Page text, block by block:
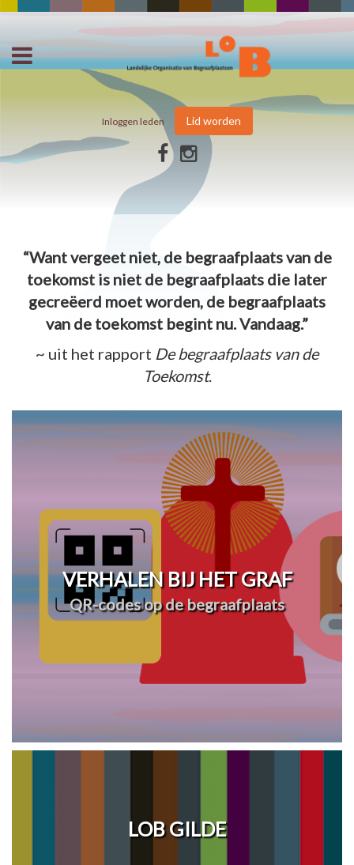
Inloggen leden Lid worden
“Want vergeet niet, de begraafplaats van de
toekomst is niet de begraafplaats die later
gecreëerd moet worden, de begraafplaats
van de toekomst begint nu. Vandaag.”
~ uit het rapport De begraafplaats van de
Toekomst.
VERHALEN BIJ HET GRAF
QR-codes op de begraafplaats
LOB GILDE